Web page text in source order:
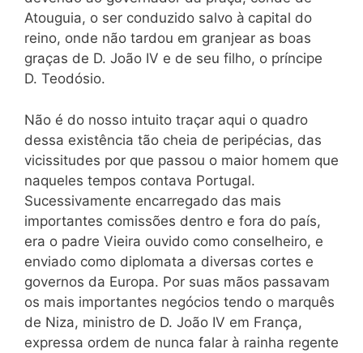
Atouguia, o ser conduzido salvo à capital do
reino, onde não tardou em granjear as boas
graças de D. João IV e de seu filho, o príncipe
D. Teodósio.
Não é do nosso intuito traçar aqui o quadro
dessa existência tão cheia de peripécias, das
vicissitudes por que passou o maior homem que
naqueles tempos contava Portugal.
Sucessivamente encarregado das mais
importantes comissões dentro e fora do país,
era o padre Vieira ouvido como conselheiro, e
enviado como diplomata a diversas cortes e
governos da Europa. Por suas mãos passavam
os mais importantes negócios tendo o marquês
de Niza, ministro de D. João IV em França,
expressa ordem de nunca falar à rainha regente